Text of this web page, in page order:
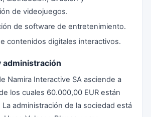
de videojuegos.
de software de entretenimiento.
contenidos digitales interactivos.
administración
Namira Interactive SA asciende a
los cuales 60.000,00 EUR están
administración de la sociedad está